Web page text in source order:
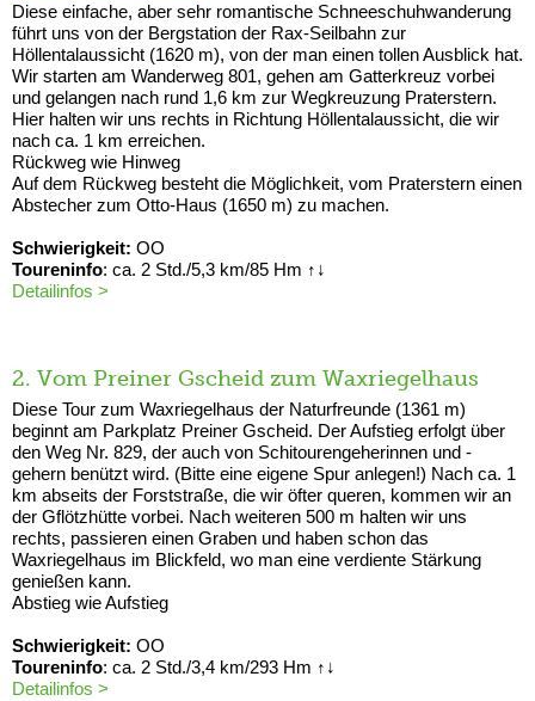
Diese einfache, aber sehr romantische Schneeschuhwanderung
führt uns von der Bergstation der Rax-Seilbahn zur
Höllentalaussicht (1620 m), von der man einen tollen Ausblick hat.
Wir starten am Wanderweg 801, gehen am Gatterkreuz vorbei
und gelangen nach rund 1,6 km zur Wegkreuzung Praterstern.
Hier halten wir uns rechts in Richtung Höllentalaussicht, die wir
nach ca. 1 km erreichen.
Rückweg wie Hinweg
Auf dem Rückweg besteht die Möglichkeit, vom Praterstern einen
Abstecher zum Otto-Haus (1650 m) zu machen.
Schwierigkeit: OO
Toureninfo: ca. 2 Std./5,3 km/85 Hm ↑↓
Detailinfos >
2. Vom Preiner Gscheid zum Waxriegelhaus
Diese Tour zum Waxriegelhaus der Naturfreunde (1361 m)
beginnt am Parkplatz Preiner Gscheid. Der Aufstieg erfolgt über
den Weg Nr. 829, der auch von Schitourengeherinnen und -
gehern benützt wird. (Bitte eine eigene Spur anlegen!) Nach ca. 1
km abseits der Forststraße, die wir öfter queren, kommen wir an
der Gflötzhütte vorbei. Nach weiteren 500 m halten wir uns
rechts, passieren einen Graben und haben schon das
Waxriegelhaus im Blickfeld, wo man eine verdiente Stärkung
genießen kann.
Abstieg wie Aufstieg
Schwierigkeit: OO
Toureninfo: ca. 2 Std./3,4 km/293 Hm ↑↓
Detailinfos >